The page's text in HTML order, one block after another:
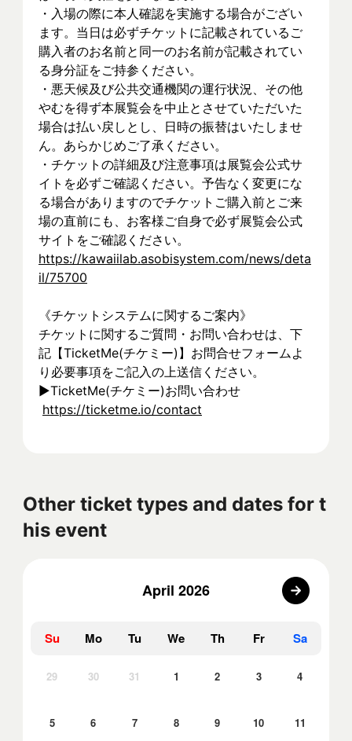
・入場の際に本人確認を実施する場合がござい
ます。当日は必ずチケットに記載されているご
購入者のお名前と同一のお名前が記載されてい
る身分証をご持参ください。
・悪天候及び公共交通機関の運行状況、その他
やむを得ず本展覧会を中止とさせていただいた
場合は払い戻しとし、日時の振替はいたしませ
ん。あらかじめご了承ください。
・チケットの詳細及び注意事項は展覧会公式サ
イトを必ずご確認ください。予告なく変更にな
る場合がありますのでチケットご購入前とご来
場の直前にも、お客様ご自身で必ず展覧会公式
サイトをご確認ください。
https://kawaiilab.asobisystem.com/news/deta
il/75700
《チケットシステムに関するご案内》
チケットに関するご質問・お問い合わせは、下
記【TicketMe(チケミー)】お問合せフォームよ
り必要事項をご記入の上送信ください。
▶︎TicketMe(チケミー)お問い合わせ
https://ticketme.io/contact
Other ticket types and dates for t
his event
April 2026
Su Mo Tu We Th Fr Sa
29 30 31 1 2 3 4
5 6 7 8 9 10 11